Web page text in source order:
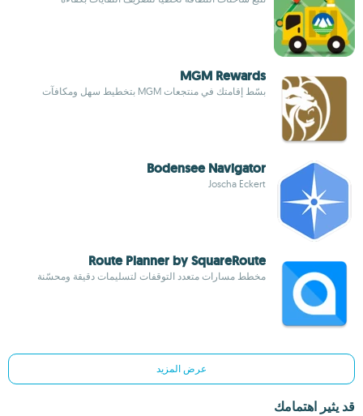
MGM Rewards
بسّط إقامتك في منتجعات MGM بتخطيط سهل ومكافآت
Bodensee Navigator
Joscha Eckert
Route Planner by SquareRoute
مخطط مسارات متعدد التوقفات لتسليمات دقيقة ومحسّنة
عرض المزيد
قد يثير اهتمامك